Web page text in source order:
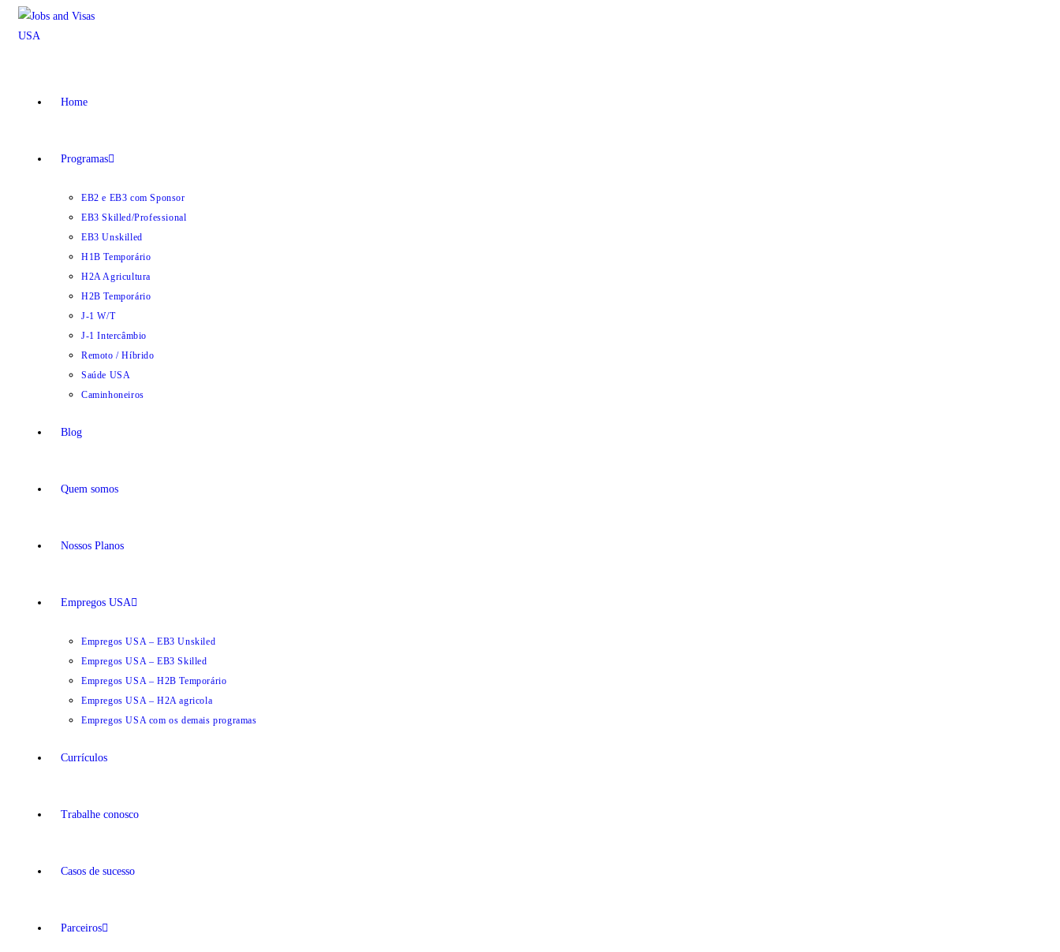
para
Home
Programas
EB2 e EB3 com Sponsor
EB3 Skilled/Professional
EB3 Unskilled
H1B Temporário
H2A Agricultura
H2B Temporário
J-1 W/T
J-1 Intercâmbio
Remoto / Híbrido
Saúde USA
Caminhoneiros
Blog
Quem somos
Nossos Planos
Empregos USA
Empregos USA – EB3 Unskiled
Empregos USA – EB3 Skilled
Empregos USA – H2B Temporário
Empregos USA – H2A agricola
Empregos USA com os demais programas
Currículos
Trabalhe conosco
Casos de sucesso
Parceiros